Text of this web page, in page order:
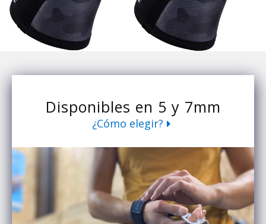
Disponibles en 5 y 7mm
¿Cómo elegir?